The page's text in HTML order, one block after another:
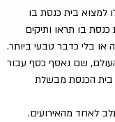
למצוא בית כנסת בו
בו תראו ותיקים
או בלי כדבר טבעי ביותר.
שם נאסף כסף עבור
בית הכנסת מבשלת
לאחד מהאירועים.